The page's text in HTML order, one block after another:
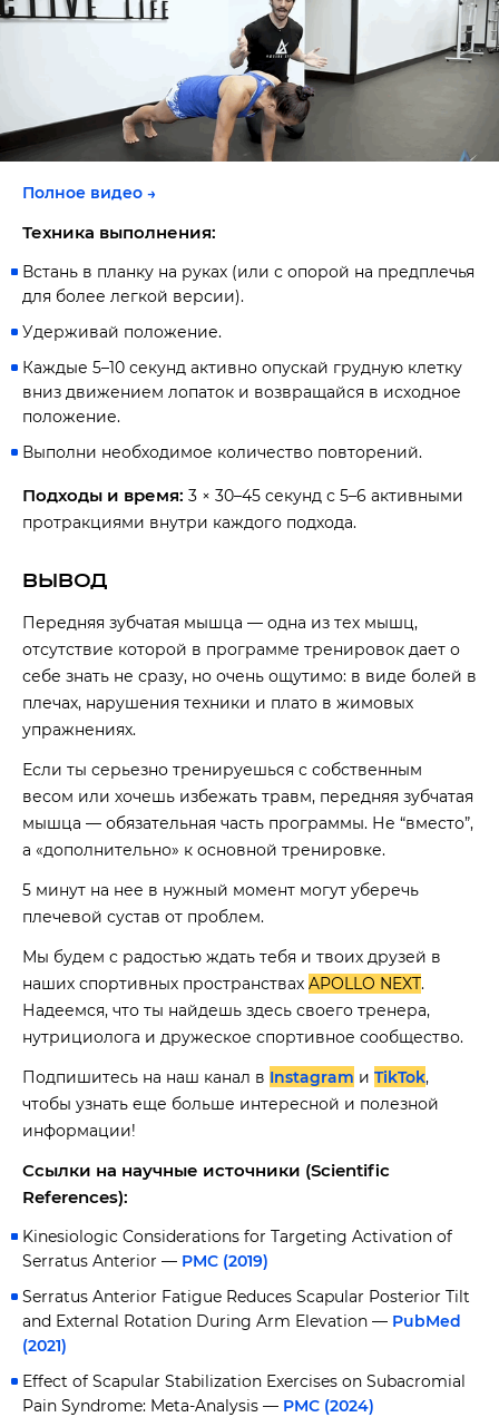
Полное видео →
Техника выполнения:
Встань в планку на руках (или с опорой на предплечья
для более легкой версии).
Удерживай положение.
Каждые 5–10 секунд активно опускай грудную клетку
вниз движением лопаток и возвращайся в исходное
положение.
Выполни необходимое количество повторений.
Подходы и время: 3 × 30–45 секунд с 5–6 активными
протракциями внутри каждого подхода.
ВЫВОД
Передняя зубчатая мышца — одна из тех мышц,
отсутствие которой в программе тренировок дает о
себе знать не сразу, но очень ощутимо: в виде болей в
плечах, нарушения техники и плато в жимовых
упражнениях.
Если ты серьезно тренируешься с собственным
весом или хочешь избежать травм, передняя зубчатая
мышца — обязательная часть программы. Не “вместо”,
а «дополнительно» к основной тренировке.
5 минут на нее в нужный момент могут уберечь
плечевой сустав от проблем.
Мы будем с радостью ждать тебя и твоих друзей в
наших спортивных пространствах APOLLO NEXT.
Надеемся, что ты найдешь здесь своего тренера,
нутрициолога и дружеское спортивное сообщество.
Подпишитесь на наш канал в Instagram и TikTok,
чтобы узнать еще больше интересной и полезной
информации!
Ссылки на научные источники (Scientific
References):
Kinesiologic Considerations for Targeting Activation of
Serratus Anterior — PMC (2019)
Serratus Anterior Fatigue Reduces Scapular Posterior Tilt
and External Rotation During Arm Elevation — PubMed
(2021)
Effect of Scapular Stabilization Exercises on Subacromial
Pain Syndrome: Meta-Analysis — PMC (2024)